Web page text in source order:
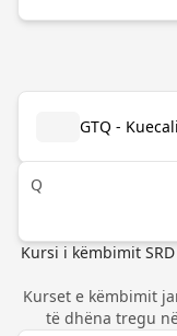
GTQ -
Q
Kursi i këmbimit SRD
Kurset e këmbimit
të dhëna tregu